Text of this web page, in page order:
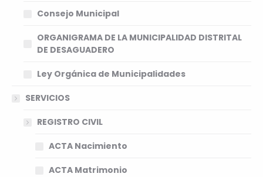
Consejo Municipal
ORGANIGRAMA DE LA MUNICIPALIDAD DISTRITAL
DE DESAGUADERO
Ley Orgánica de Municipalidades
SERVICIOS
REGISTRO CIVIL
ACTA Nacimiento
ACTA Matrimonio